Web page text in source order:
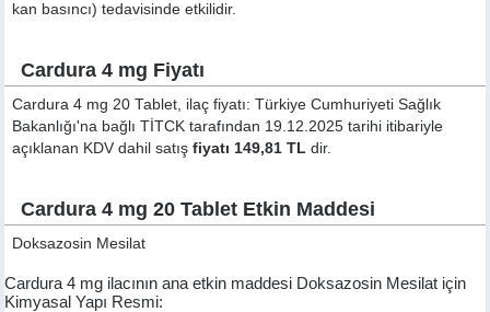
kan basıncı) tedavisinde etkilidir.
Cardura 4 mg Fiyatı
Cardura 4 mg 20 Tablet, ilaç fiyatı: Türkiye Cumhuriyeti Sağlık
Bakanlığı'na bağlı TİTCK tarafından 19.12.2025 tarihi itibariyle
açıklanan KDV dahil satışfiyatı 149,81 TL dir.
Cardura 4 mg 20 Tablet Etkin Maddesi
Doksazosin Mesilat
Cardura 4 mg ilacının ana etkin maddesi Doksazosin Mesilat için
Kimyasal Yapı Resmi: